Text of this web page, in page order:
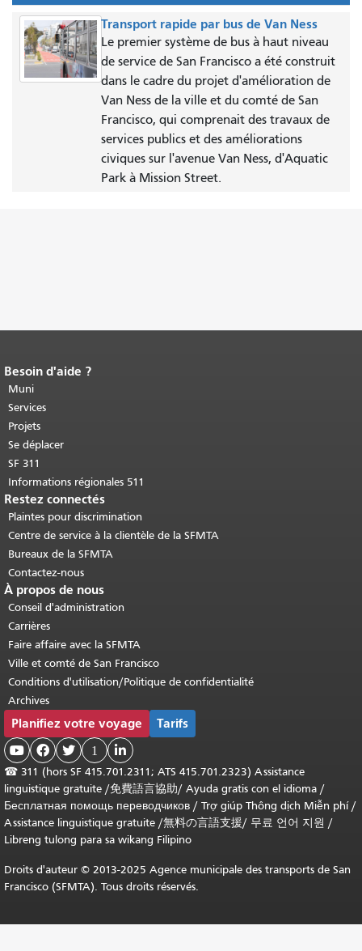
Transport rapide par bus de Van Ness
Le premier système de bus à haut niveau
de service de San Francisco a été construit
dans le cadre du projet d'amélioration de
Van Ness de la ville et du comté de San
Francisco, qui comprenait des travaux de
services publics et des améliorations
civiques sur l'avenue Van Ness, d'Aquatic
Park à Mission Street.
Fin du contenu de la page.
cette page se répète sur chaque page.
Retour au haut du contenu principal
Besoin d'aide ?
Muni
Services
Projets
Se déplacer
SF 311
Informations régionales 511
Restez connectés
Plaintes pour discrimination
Centre de service à la clientèle de la SFMTA
Bureaux de la SFMTA
Contactez-nous
À propos de nous
Conseil d'administration
Carrières
Faire affaire avec la SFMTA
Ville et comté de San Francisco
Conditions d'utilisation/Politique de confidentialité
Archives
Planifiez votre voyage Tarifs
   1 
☎ 311 (hors SF 415.701.2311; ATS 415.701.2323) Assistance
linguistique gratuite /免費語言協助/ Ayuda gratis con el idioma /
Бесплатная помощь переводчиков / Trợ giúp Thông dịch Miễn phí/
Assistance linguistique gratuite /無料の言語支援/ 무료 언어 지원 /
Libreng tulong para sa wikang Filipino
Droits d'auteur © 2013-2025 Agence municipale des transports de San
Francisco (SFMTA). Tous droits réservés.